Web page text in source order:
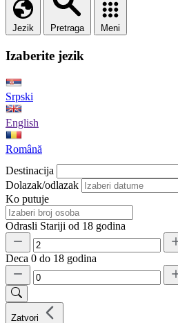
Jezik Pretraga Meni
Izaberite jezik
Srpski
English
Română
Destinacija
Dolazak/odlazak
Ko putuje
Odrasli Stariji od 18 godina
Deca 0 do 18 godina
Zatvori